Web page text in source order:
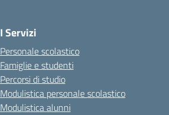
I Servizi
Personale scolastico
Famiglie e studenti
Percorsi di studio
Modulistica personale scolastico
Modulistica alunni